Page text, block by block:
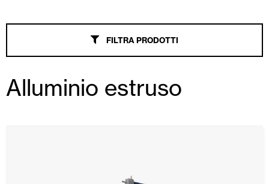
FILTRA PRODOTTI
Alluminio estruso